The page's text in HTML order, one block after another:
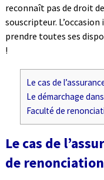
reconnaît pas de droit
souscripteur.
prendre toutes ses
!
Le cas de
Le démarchage
Faculté de
Le cas de
de renonciation